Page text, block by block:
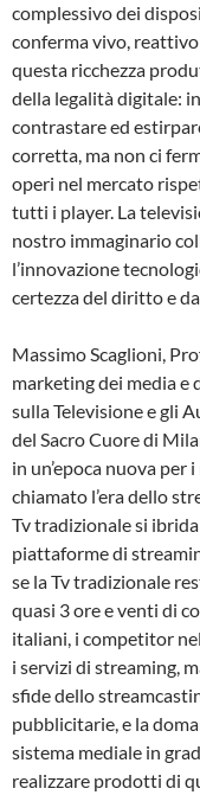
complessivo dei
conferma vivo,
questa ricchezza
della legalità digitale:
contrastare ed
corretta, ma non ci
operi nel mercato
tutti i player. La
nostro immaginario
l’innovazione
certezza del diritto e
Massimo Scaglioni,
marketing dei media e
sulla Televisione e gli
del Sacro Cuore di
in un’epoca nuova
chiamato l’era dello
Tv tradizionale si
piattaforme di
se la Tv tradizionale
quasi 3 ore e venti di
italiani, i competitor
i servizi di streaming,
sfide dello
pubblicitarie, e la
sistema mediale in
realizzare prodotti di